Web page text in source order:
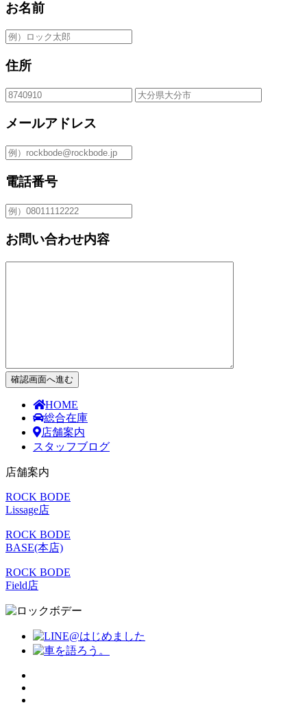
お名前
住所
メールアドレス
電話番号
お問い合わせ内容
確認画面へ進む
HOME
総合在庫
店舗案内
スタッフブログ
店舗案内
ROCK BODE
Lissage店
ROCK BODE
BASE(本店)
ROCK BODE
Field店